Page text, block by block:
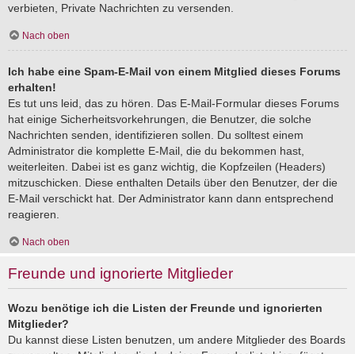
verbieten, Private Nachrichten zu versenden.
Nach oben
Ich habe eine Spam-E-Mail von einem Mitglied dieses Forums
erhalten!
Es tut uns leid, das zu hören. Das E-Mail-Formular dieses Forums
hat einige Sicherheitsvorkehrungen, die Benutzer, die solche
Nachrichten senden, identifizieren sollen. Du solltest einem
Administrator die komplette E-Mail, die du bekommen hast,
weiterleiten. Dabei ist es ganz wichtig, die Kopfzeilen (Headers)
mitzuschicken. Diese enthalten Details über den Benutzer, der die
E-Mail verschickt hat. Der Administrator kann dann entsprechend
reagieren.
Nach oben
Freunde und ignorierte Mitglieder
Wozu benötige ich die Listen der Freunde und ignorierten
Mitglieder?
Du kannst diese Listen benutzen, um andere Mitglieder des Boards